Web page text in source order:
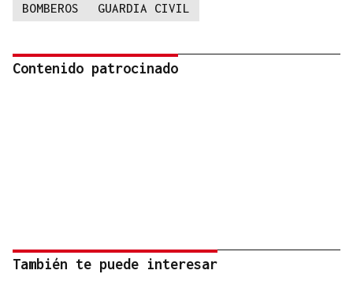
BOMBEROS
GUARDIA CIVIL
Contenido patrocinado
También te puede interesar